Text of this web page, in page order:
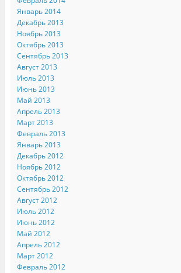
Январь 2014
Декабрь 2013
Ноябрь 2013
Октябрь 2013
Сентябрь 2013
Август 2013
Июль 2013
Июнь 2013
Май 2013
Апрель 2013
Март 2013
Февраль 2013
Январь 2013
Декабрь 2012
Ноябрь 2012
Октябрь 2012
Сентябрь 2012
Август 2012
Июль 2012
Июнь 2012
Май 2012
Апрель 2012
Март 2012
Февраль 2012